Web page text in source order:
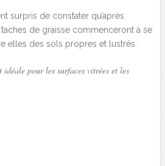
surpris de constater qu’après
de graisse commenceront à se
elles des sols propres et lustrés.
idéale pour les surfaces vitrées et les